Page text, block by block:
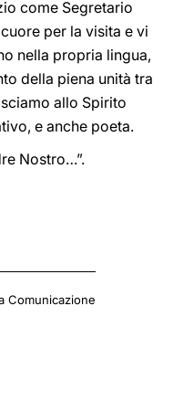
come Segretario
per la visita e vi
nella propria lingua,
della piena unità tra
allo Spirito
e anche poeta.
Nostro…”.
Comunicazione